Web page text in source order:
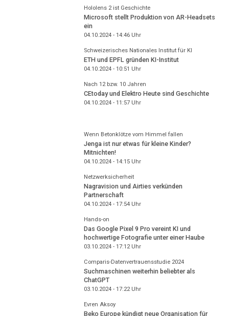
Hololens 2 ist Geschichte
Microsoft stellt Produktion von AR-Headsets
ein
04.10.2024 - 14:46Uhr
Schweizerisches Nationales Institut für KI
ETH und EPFL gründen KI-Institut
04.10.2024 - 10:51 Uhr
Nach 12 bzw. 10 Jahren
CEtoday und Elektro Heute sind Geschichte
04.10.2024 - 11:57Uhr
Wenn Betonklötze vom Himmel fallen
Jenga ist nur etwas für kleine Kinder?
Mitnichten!
04.10.2024 - 14:15Uhr
Netzwerksicherheit
Nagravision und Airties verkünden
Partnerschaft
04.10.2024 - 17:54Uhr
Hands-on
Das Google Pixel 9 Pro vereint KI und
hochwertige Fotografie unter einer Haube
03.10.2024 - 17:12Uhr
Comparis-Datenvertrauensstudie 2024
Suchmaschinen weiterhin beliebter als
ChatGPT
03.10.2024 - 17:22Uhr
Evren Aksoy
Beko Europe kündigt neue Organisation für